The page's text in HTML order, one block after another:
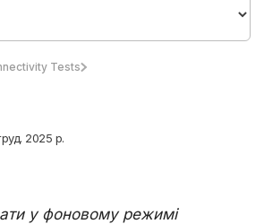
Tests
2025 р.
у фоновому режимі